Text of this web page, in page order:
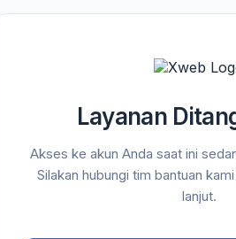
Layanan
Akses ke akun Anda saat ini
Silakan hubungi tim bantuan
lanjut.